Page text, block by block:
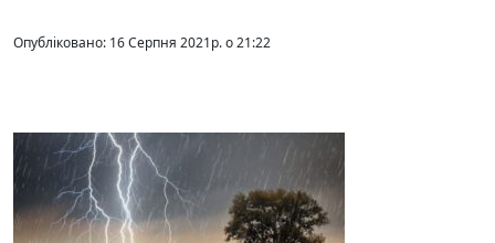
Опубліковано: 16 Серпня 2021р. о 21:22